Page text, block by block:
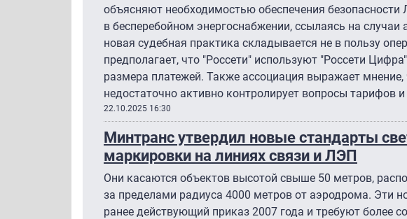
объясняют необходимостью обеспечения
в бесперебойном энергоснабжении, ссылаясь на
новая судебная практика складывается не в пользу
предполагает, что "Россети" используют "Россети
размера платежей. Также ассоциация выражает
недостаточно активно контролирует вопросы тарифов и
22.10.2025 16:30
Минтранс утвердил новые стандарты
маркировки на линиях связи и ЛЭП
Они касаются объектов высотой свыше 50 метров,
за пределами радиуса 4000 метров от аэродрома. Эти
ранее действующий приказ 2007 года и требуют более